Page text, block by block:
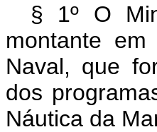
§ 1º O
montante
Naval, que
dos
Náutica da